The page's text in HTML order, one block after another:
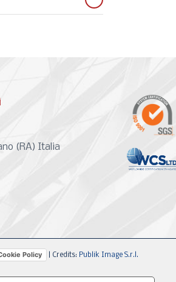
(RA) Italia
Policy | Credits: Publik Image S.r.l.